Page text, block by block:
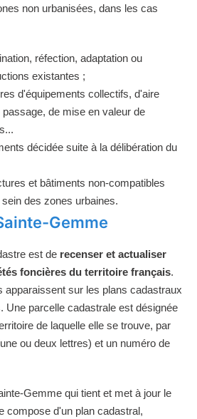
non urbanisées, dans les cas
réfection, adaptation ou
existantes ;
d'équipements collectifs, d'aire
de mise en valeur de
décidée suite à la délibération du
et bâtiments non-compatibles
des zones urbaines.
Gemme
est de recenser et actualiser
foncières du territoire français.
apparaissent sur les plans cadastraux
Une parcelle cadastrale est désignée
de laquelle elle se trouve, par
ou deux lettres) et un numéro de
Gemme qui tient et met à jour le
compose d'un plan cadastral,